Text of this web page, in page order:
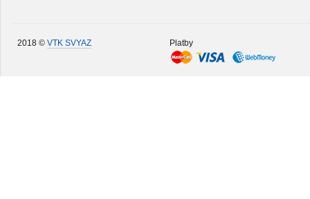
2018 © VTK SVYAZ Platby